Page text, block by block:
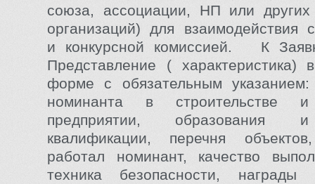
союза, ассоциации, НП или
организаций) для взаимодействия
и конкурсной комиссией. К
Представление ( характеристика)
форме с обязательным
номинанта в строительстве
предприятии, образования
квалификации, перечня
работал номинант, качество
техника безопасности,